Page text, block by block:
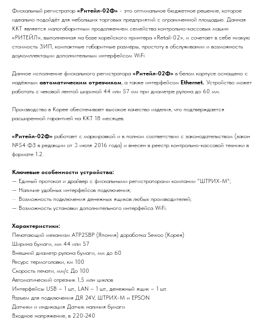
Фискальный регистратор «Ритейл-02Ф» - это оптимальное бюджетное решение, которое
идеально подойдёт для небольших торговых предприятий с ограниченной площадью. Данная
ККТ является малогабаритным продолжением семейства контрольно-кассовых машин
«РИТЕЙЛ», выполненная на базе корейского принтера «Retail-02», и сочетает в себе низкую
стоимость ЗИП, компактные габаритные размеры, простоту в обслуживании и возможность
доукомплектации дополнительным интерфейсом WiFi
Данное исполнение фискального регистратора «Ритейл-02Ф» в белом корпусе оснащено с
надёжным автоматическим отрезчиком , а также интерфейсом Ethernet. Устройство может
работать с чековой лентой шириной 44 или 57 мм при диаметре рулона до 60 мм.
Производство в Корее обеспечивает высокое качество изделия, что подтверждается
расширенной гарантией на ККТ 18 месяцев.
«Ритейл-02Ф» работает с маркировкой и в полном соответствии с законодательством (закон
№54 ФЗ в редакции от 3 июля 2016 года) и внесен в реестр контрольно-кассовой техники в
формате 1.2.
Ключевые особенности устройства:
— Единый протокол и драйвер с фискальными регистраторами компании "ШТРИХ-М";
— Наличие удобных интерфейсов подключения;
— Возможность подключения денежных ящиков любых производителей;
— Возможность установки дополнительного интерфейса WiFi.
Характеристики:
Печатающий механизм ATP2SBP (Япония) доработка Sewoo (Корея)
Ширина бумаги, мм 44 или 57
Внешний диаметр рулона бумаги, мм до 60
Ресурс термоголовки, км 100
Скорость печати, мм/с До 100
Автоматический отрезчик 1,5 млн циклов
Интерфейсы USB – 1 шт., LAN – 1 шт., денежный ящик – 1 шт.
Разъем для подключения ДЯ 24V, ШТРИХ-М и EPSON
Датчики и индикация Датчик наличия бумаги
Входное напряжение, в 220-240